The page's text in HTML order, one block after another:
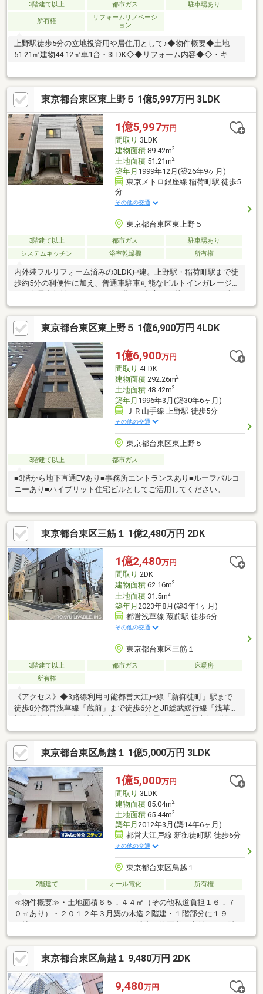
3階建て以上 都市ガス 駐車場あり
所有権
リフォームリノベーシ
ョン
上野駅徒歩5分の立地投資用や居住用として♪◆物件概要◆土地
51.21㎡建物44.12㎡車1台・3LDK◇◆リフォーム内容◆◇・キッ
チン交換・ユニットバス交換・トイレ交換・洗面化粧台交換・給
湯器交換・外壁屋根塗装・全面クロス張替え・床張り替え・建具
交換・ハウスクリーニングリフォーム工事完了しました。いつで
もご内覧可能です♪
東京都台東区東上野５ 1億5,997万円 3LDK
1億5,997万円
間取り 3LDK
建物面積89.42m2
土地面積51.21m2
築年月 1999年12月(築26年9ヶ月)
東京メトロ銀座線 稲荷町駅 徒歩5
分
その他の交通
東京都台東区東上野５
3階建て以上 都市ガス
駐車場あり
システムキッチン
浴室乾燥機 所有権
内外装フルリフォーム済みの3LDK戸建。上野駅・稲荷町駅まで徒
歩約5分の利便性に加え、普通車駐車可能なビルトインガレージ付
適性を両立した一邸です。商業施設や生活利便施設も徒歩圏に揃
い、住まいとしてもセカンド拠点としても魅力のあるポジショ
ン。
東京都台東区東上野５ 1億6,900万円 4LDK
1億6,900万円
間取り 4LDK
建物面積292.26m2
土地面積48.42m2
築年月 1996年3月(築30年6ヶ月)
ＪＲ山手線 上野駅 徒歩5分
その他の交通
東京都台東区東上野５
3階建て以上 都市ガス
■3階から地下直通EVあり■事務所エントランスあり■ルーフバルコ
ニーあり■ハイブリット住宅ビルとしてご活用してください。
東京都台東区三筋１ 1億2,480万円 2DK
1億2,480万円
間取り 2DK
建物面積62.16m2
土地面積31.5m2
築年月 2023年8月(築3年1ヶ月)
都営浅草線 蔵前駅 徒歩6分
その他の交通
東京都台東区三筋１
3階建て以上 都市ガス
床暖房
所有権
《アクセス》◆3路線利用可能都営大江戸線「新御徒町」駅まで
徒歩8分都営浅草線「蔵前」まで徒歩6分とJR総武緩行線「浅草
備》キッチン：パナソニック製（ラクシーナ）浴室：パナソニッ
ク製（オフローラ）洗面室：パナソニック製（ウツクシーズ
900）トイレ設備：アラウーノVリビングダイニング：TES式温水
床暖房、ホスクリーンありエアコン：各居室に3台設置（パナソニ
ック製）玄関キー：タッチキー専用アプリ利用でスマートフォン
での施解錠が可能です。
東京都台東区鳥越１ 1億5,000万円 3LDK
1億5,000万円
間取り 3LDK
建物面積85.04m2
土地面積65.44m2
築年月 2012年3月(築14年6ヶ月)
都営大江戸線 新御徒町駅 徒歩6分
その他の交通
東京都台東区鳥越１
2階建て オール電化 所有権
≪物件概要≫・土地面積６５．４４㎡（その他私道負担１６．７
０㎡あり）・２０１２年３月築の木造２階建・１階部分に１９．
部分に洋室３部屋、全洋室に収納あり・オール電化（エコキュー
ト）
東京都台東区鳥越１ 9,480万円 2DK
9,480万円